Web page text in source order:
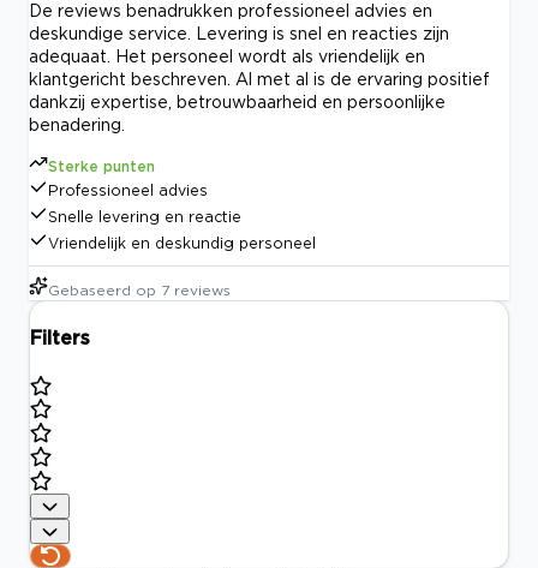
De reviews benadrukken professioneel advies en
deskundige service. Levering is snel en reacties zijn
adequaat. Het personeel wordt als vriendelijk en
klantgericht beschreven. Al met al is de ervaring positief
dankzij expertise, betrouwbaarheid en persoonlijke
benadering.
Sterke punten
Professioneel advies
Snelle levering en reactie
Vriendelijk en deskundig personeel
Gebaseerd op 7 reviews
Filters